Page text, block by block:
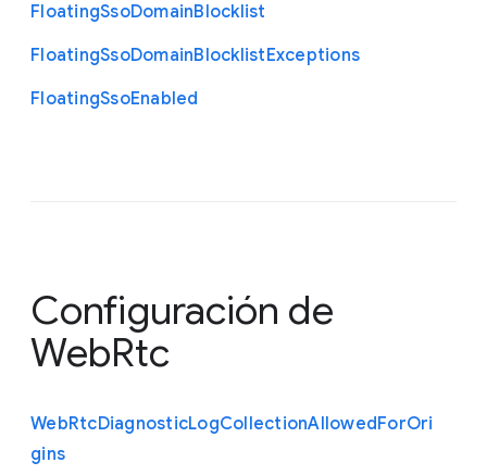
FloatingSsoDomainBlocklist
FloatingSsoDomainBlocklistExceptions
FloatingSsoEnabled
Configuración de
WebRtc
WebRtcDiagnosticLogCollectionAllowedForOri
gins